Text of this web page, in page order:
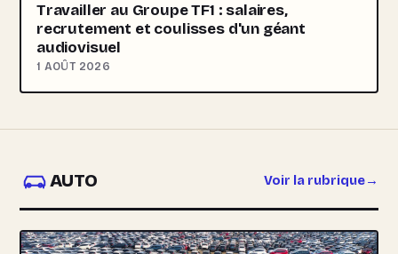
Travailler au Groupe TF1 : salaires,
recrutement et coulisses d'un géant
audiovisuel
1 AOÛT 2026
AUTO Voir la rubrique